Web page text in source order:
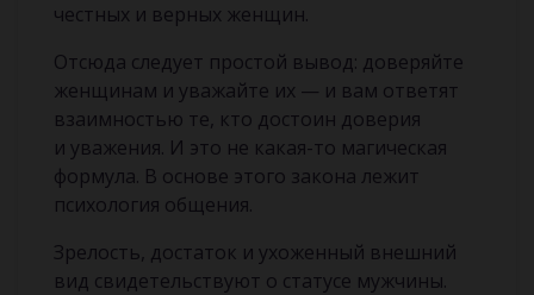
честных и верных женщин.
Отсюда следует простой вывод: доверяйте
женщинам и уважайте их — и вам ответят
взаимностью те, кто достоин доверия
и уважения. И это не какая-то магическая
формула. В основе этого закона лежит
психология общения.
Зрелость, достаток и ухоженный внешний
вид свидетельствуют о статусе мужчины.